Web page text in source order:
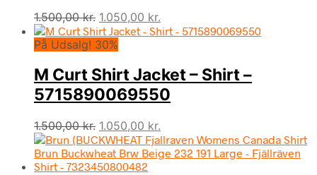
1.500,00kr. Den
oprindelige
pris
1.500,00 kr..
1.050,00 kr.
aktuelle
1.050,00 kr..
På Udsalg! 30%
M Curt Shirt Jacket – Shirt –
5715890069550
1.500,00kr. Den
oprindelige
pris
var:
1.050,00 kr.
aktuelle
pris